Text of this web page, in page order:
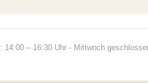
– 16:30 Uhr - Mittwoch